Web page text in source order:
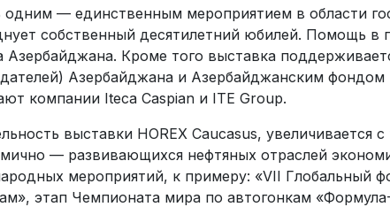
одним — единственным мероприятием в области
собственный десятилетний юбилей. Помощь в
Азербайджана. Кроме того выставка
Азербайджана и Азербайджанским
компании Iteca Caspian и ITE Group.
выставки HOREX Caucasus,
— развивающихся нефтяных отраслей
мероприятий, к примеру: «VII Глобальный
этап Чемпионата мира по автогонкам